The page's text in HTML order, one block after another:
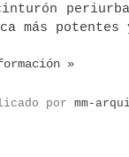
más
»
por mm-